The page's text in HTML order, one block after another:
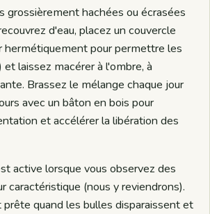
grossièrement hachées ou écrasées
d'eau, placez un couvercle
hermétiquement pour permettre les
laissez macérer à l'ombre, à
Brassez le mélange chaque jour
avec un bâton en bois pour
et accélérer la libération des
active lorsque vous observez des
caractéristique (nous y reviendrons).
prête quand les bulles disparaissent et